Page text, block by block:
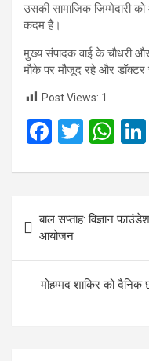
उसकी सामाजिक ज़िम्मेदारी
कदम है।
मुख्य संपादक वाई के चौधरी
मौके पर मौजूद रहे और डॉक्टर
Post Views: 1
F
ce
o
o
k
T
tt
er
W
at
A
p
p
navigation
बाल सप्ताह: विज्ञान
आयोजन
मोहम्मद शाकिर को